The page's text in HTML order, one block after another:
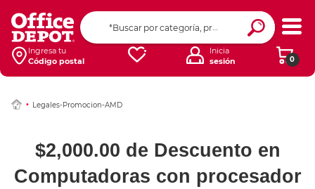
Ingresa tu
Código postal
0
Inicia
sesión
Legales-Promocion-AMD
$2,000.00 de Descuento en
Computadoras con procesador